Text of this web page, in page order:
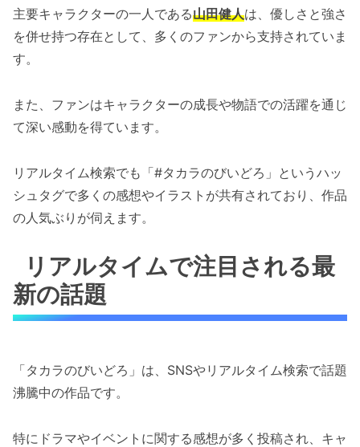
主要キャラクターの一人である山田健人は、優しさと強さ
を併せ持つ存在として、多くのファンから支持されていま
す。
また、ファンはキャラクターの成長や物語での活躍を通じ
て深い感動を得ています。
リアルタイム検索でも「#タカラのびいどろ」というハッ
シュタグで多くの感想やイラストが共有されており、作品
の人気ぶりが伺えます。
リアルタイムで注目される最
新の話題
「タカラのびいどろ」は、SNSやリアルタイム検索で話題
沸騰中の作品です。
特にドラマやイベントに関する感想が多く投稿され、キャ